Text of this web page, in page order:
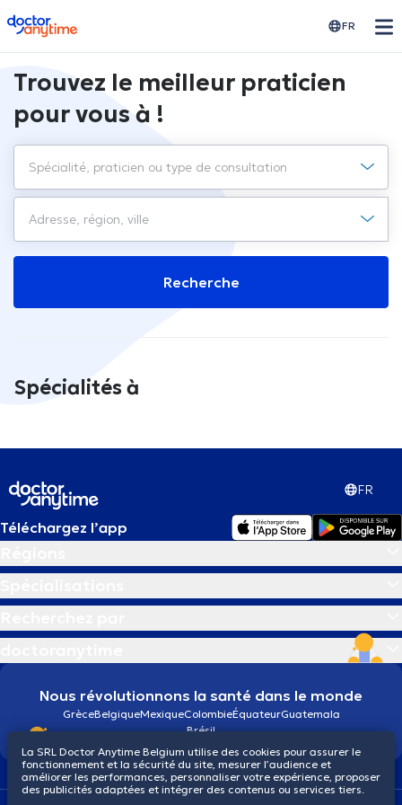
doctoranytime FR
Trouvez le meilleur praticien
pour vous à !
Recherche
Spécialités à
FR
Téléchargez l’app
Nous révolutionnons la santé dans le monde
GrèceBelgiqueMexiqueColombieÉquateurGuatemala
Brésil
La SRL Doctor Anytime Belgium utilise des cookies pour assurer le
fonctionnement et la sécurité du site, mesurer l’audience et
améliorer les performances, personnaliser votre expérience, proposer
des publicités adaptées et intégrer des contenus ou services tiers.